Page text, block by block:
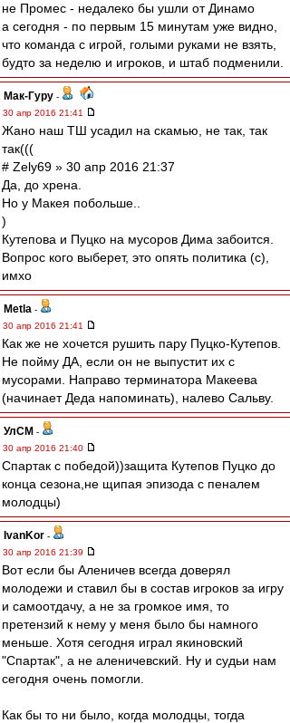
не Промес - недалеко бы ушли от Динамо
а сегодня - по первым 15 минутам уже видно,
что команда с игрой, голыми руками не взять,
будто за неделю и игроков, и штаб подменили.
Мак-Гуру -
30 апр 2016 21:41
Жано наш ТШ усадил на скамью, не так, так
так(((
# Zely69 » 30 апр 2016 21:37
Да, до хрена.
Но у Макея побольше..
)
Кутепова и Пуцко на мусоров Дима забоится.
Вопрос кого выберет, это опять политика (с),
имхо
Metla -
30 апр 2016 21:41
Как же не хочется рушить пару Пуцко-Кутепов.
Не пойму ДА, если он не выпустит их с
мусорами. Направо терминатора Макеева
(начинает Деда напоминать), налево Сальву.
УлСМ -
30 апр 2016 21:40
Спартак с победой))защита Кутепов Пуцко до
конца сезона,не щипая эпизода с пеналем
молодцы)
IvanKor -
30 апр 2016 21:39
Вот если бы Аленичев всегда доверял
молодежи и ставил бы в состав игроков за игру
и самоотдачу, а не за громкое имя, то
претензий к нему у меня было бы намного
меньше. Хотя сегодня играл якиновский
"Спартак", а не аленичевский. Ну и судьи нам
сегодня очень помогли.
Как бы то ни было, когда молодцы, тогда